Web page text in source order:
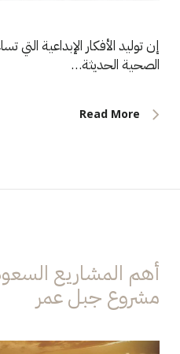
إن توليد الأفكار الإبداعية التي
الصحية الحديثة…
Read More
مشروع جبل عمر